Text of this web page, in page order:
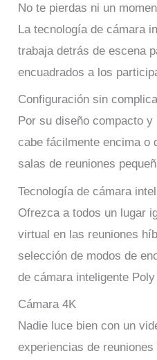
No te pierdas ni un
La tecnología de cámara
trabaja detrás de escena
encuadrados a los
Configuración sin
Por su diseño compacto y
cabe fácilmente encima o
salas de reuniones
Tecnología de cámara
Ofrezca a todos un lugar
virtual en las reuniones
selección de modos de
de cámara inteligente
Cámara 4K
Nadie luce bien con un
experiencias de